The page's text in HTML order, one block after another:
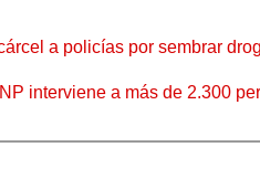
a policías por sembrar
interviene a más de 2.300